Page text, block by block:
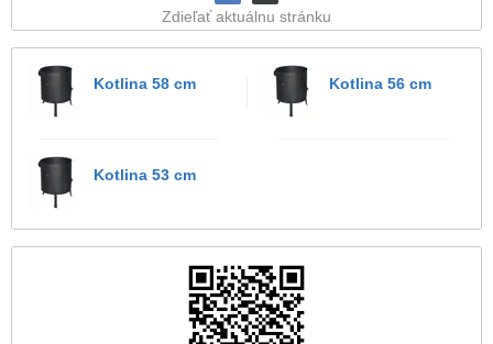
Zdieľať aktuálnu stránku
Kotlina 58 cm Kotlina 56 cm
Kotlina 53 cm